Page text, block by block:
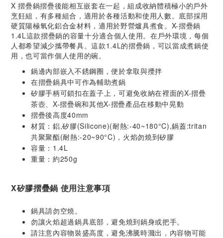
X 摺疊鍋摺疊後能相互嵌套在一起，組成收納體積極小的戶外
烹飪組，有多種組合，適用於各種活動和使用人數。底部採用
硬質陽極氧化鋁合金材料，適用於野營爐具煮食。X-摺疊鍋
1.4L這款摺疊鍋的容量十分適合個人使用。在戶外環境，每個
人都希望減少攜帶餐具。這款1.4L的摺疊鍋，可以當成煮鍋使
用，也可當作個人使用的碗。
鍋邊內部嵌入不銹鋼圈，便於拿取與攪拌
在摺疊鍋具中可作為輔助煮鍋
矽膠手柄可鎖扣在蓋子上，可避免收納在裡面的X-摺疊
茶壺、X-摺疊碗和其他X-摺疊產品在移動中晃動
摺疊後高度40mm
材質：鋁,矽膠(Silicone)(耐熱:-40~180°C),鍋蓋:tritan
共聚聚酯(耐熱:-20~90°C)，火焰勿燒到矽膠
容量：1.4L
重量：約250g
X矽膠摺疊鍋 使用注意事項
鍋具請勿空燒。
勿讓火焰超過鍋具底部，避免燒到鍋身或把手。
請注意內容物裝盛高度，避免沸騰時濺出，內容物可能